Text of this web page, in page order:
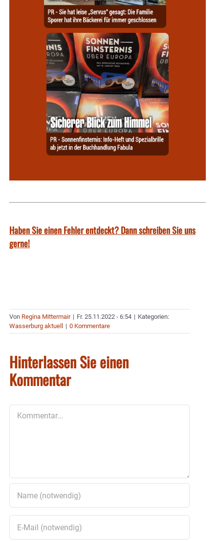
Haben Sie einen Fehler entdeckt? Dann schreiben Sie uns
gerne!
Von Regina Mittermair | Fr. 25.11.2022 - 6:54 | Kategorien:
Wasserburg aktuell
| 0 Kommentare
Hinterlassen Sie einen
Kommentar